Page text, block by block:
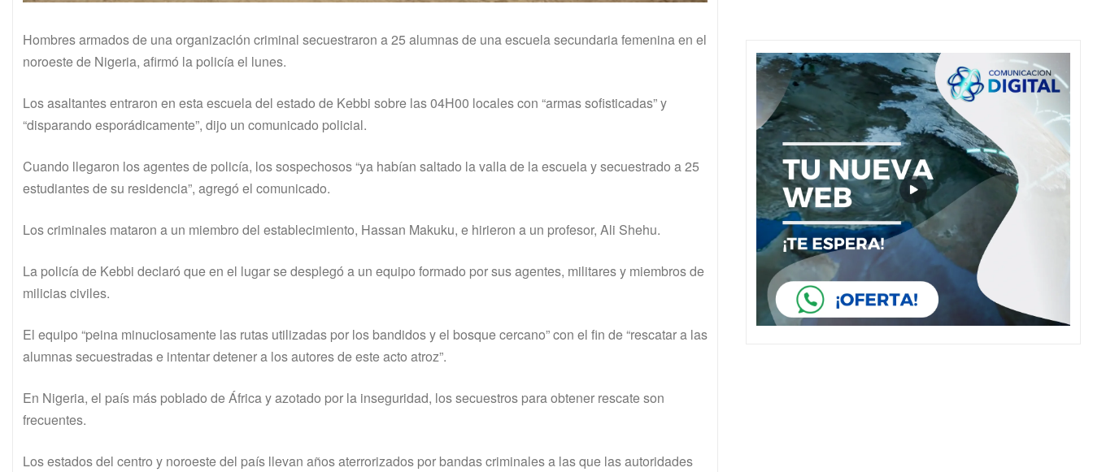
Hombres armados de una organización criminal secuestraron a 25 alumnas de una escuela secundaria femenina en el
noroeste de Nigeria, afirmó la policía el lunes.
Los asaltantes entraron en esta escuela del estado de Kebbi sobre las 04H00 locales con “armas sofisticadas” y
“disparando esporádicamente”, dijo un comunicado policial.
Cuando llegaron los agentes de policía, los sospechosos “ya habían saltado la valla de la escuela y secuestrado a 25
estudiantes de su residencia”, agregó el comunicado.
Los criminales mataron a un miembro del establecimiento, Hassan Makuku, e hirieron a un profesor, Ali Shehu.
La policía de Kebbi declaró que en el lugar se desplegó a un equipo formado por sus agentes, militares y miembros de
milicias civiles.
El equipo “peina minuciosamente las rutas utilizadas por los bandidos y el bosque cercano” con el fin de “rescatar a las
alumnas secuestradas e intentar detener a los autores de este acto atroz”.
En Nigeria, el país más poblado de África y azotado por la inseguridad, los secuestros para obtener rescate son
frecuentes.
Los estados del centro y noroeste del país llevan años aterrorizados por bandas criminales a las que las autoridades